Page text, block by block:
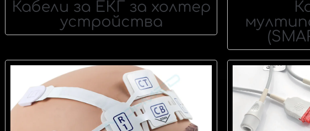
Кабели за ЕКГ за холтер
устройства